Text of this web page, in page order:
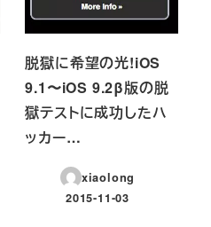
脱獄に希望の光!iOS
9.1〜iOS 9.2β版の脱
獄テストに成功したハ
ッカー…
xiaolong
投稿日
2015-11-03